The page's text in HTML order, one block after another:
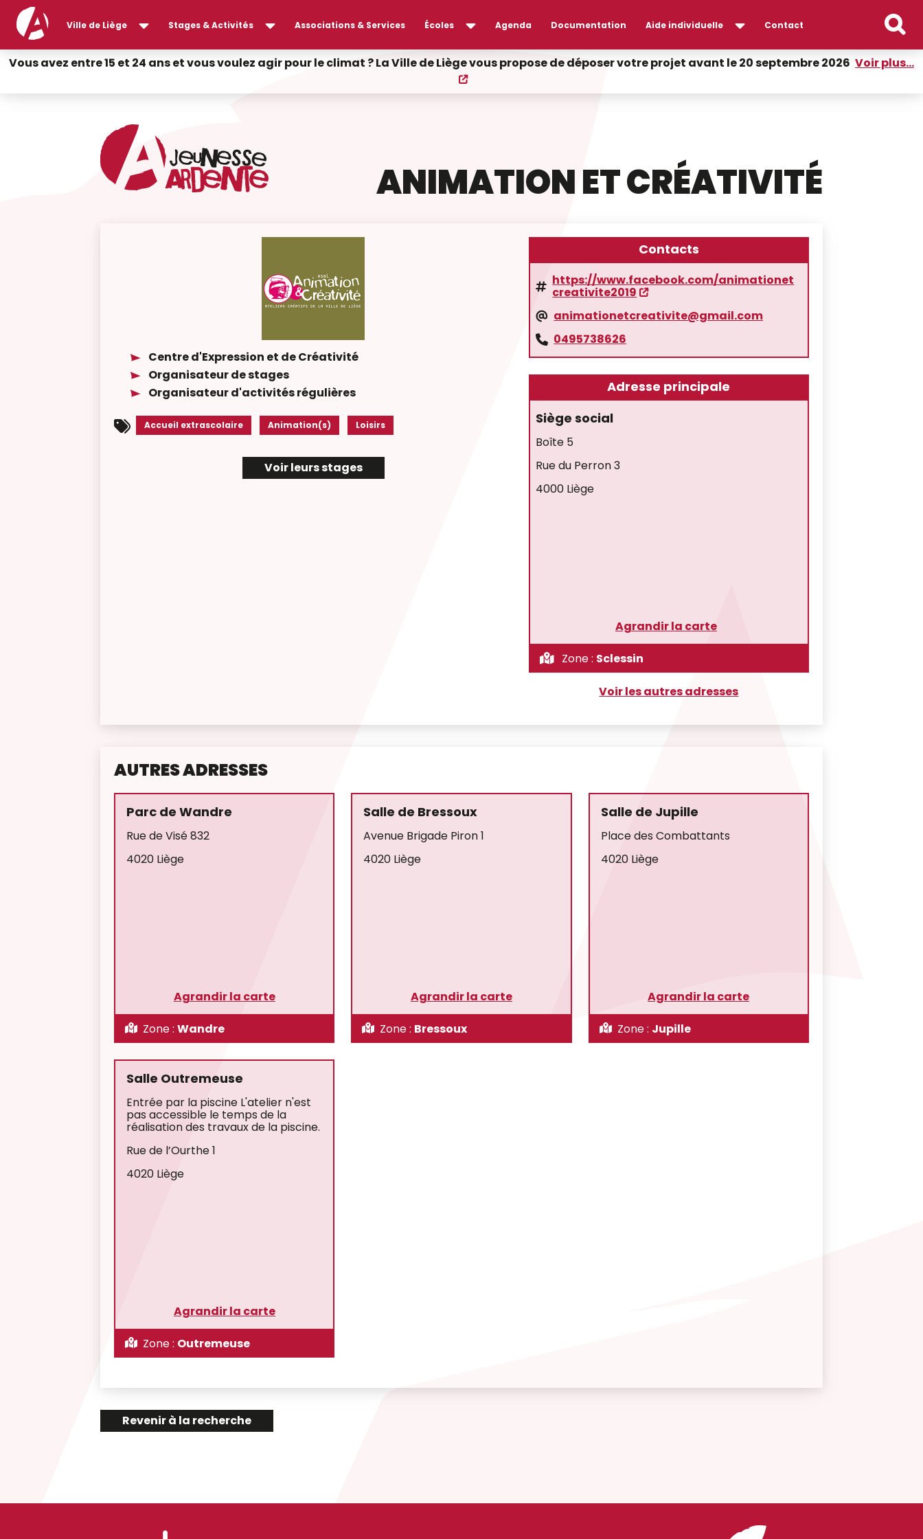
Ville de Liège Stages & Activités Associations & Services Écoles Agenda Documentation Aide individuelle Contact
Vous avez entre 15 et 24 ans et vous voulez agir pour le climat ? La Ville de Liège vous propose de déposer votre projet avant le 20 septembre 2026 Voir plus...
ANIMATION ET CRÉATIVITÉ
Centre d'Expression et de Créativité
Organisateur de stages
Organisateur d'activités régulières
Accueil extrascolaire Animation(s) Loisirs
Voir leurs stages
Contacts
https://www.facebook.com/animationet
creativite2019
animationetcreativite@gmail.com
0495738626
Adresse principale
Siège social
Boîte 5
Rue du Perron 3
4000 Liège
Agrandir la carte
Zone : Sclessin
Voir les autres adresses
AUTRES ADRESSES
Parc de Wandre
Rue de Visé 832
4020 Liège
Agrandir la carte
Zone : Wandre
Salle de Bressoux
Avenue Brigade Piron 1
4020 Liège
Agrandir la carte
Zone : Bressoux
Salle de Jupille
Place des Combattants
4020 Liège
Agrandir la carte
Zone : Jupille
Salle Outremeuse
Entrée par la piscine L'atelier n'est
pas accessible le temps de la
réalisation des travaux de la piscine.
Rue de l’Ourthe 1
4020 Liège
Agrandir la carte
Zone : Outremeuse
Revenir à la recherche